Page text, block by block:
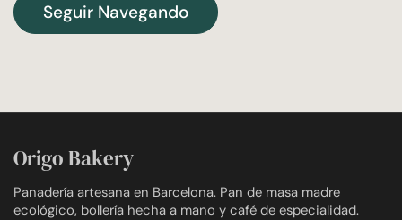
Seguir Navegando
Origo Bakery
Panadería artesana en Barcelona. Pan de masa madre
ecológico, bollería hecha a mano y café de especialidad.